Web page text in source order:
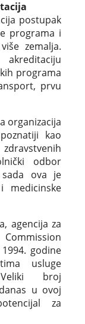
postupak
programa i
zemalja.
programa
prvu
organizacija
kao
odbor
ova je
medicinske
agencija za
godine
usluge
broj
u ovoj
za